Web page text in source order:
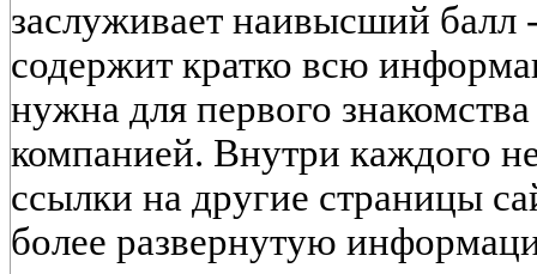
заслуживает наивысший балл
содержит кратко всю
нужна для первого
компанией. Внутри каждого
ссылки на другие страницы
более развернутую